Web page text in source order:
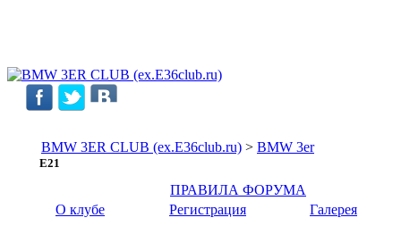
BMW 3ER CLUB (ex.E36club.ru) > BMW 3er
E21
ПРАВИЛА ФОРУМА
О клубе
Регистрация Галерея